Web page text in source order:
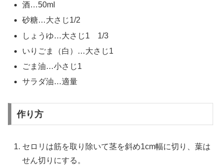
酒…50ml
砂糖…大さじ1/2
しょうゆ…大さじ1 1/3
いりごま（白）…大さじ1
ごま油…小さじ1
サラダ油…適量
作り方
セロリは筋を取り除いて茎を斜め1cm幅に切り、葉は
せん切りにする。